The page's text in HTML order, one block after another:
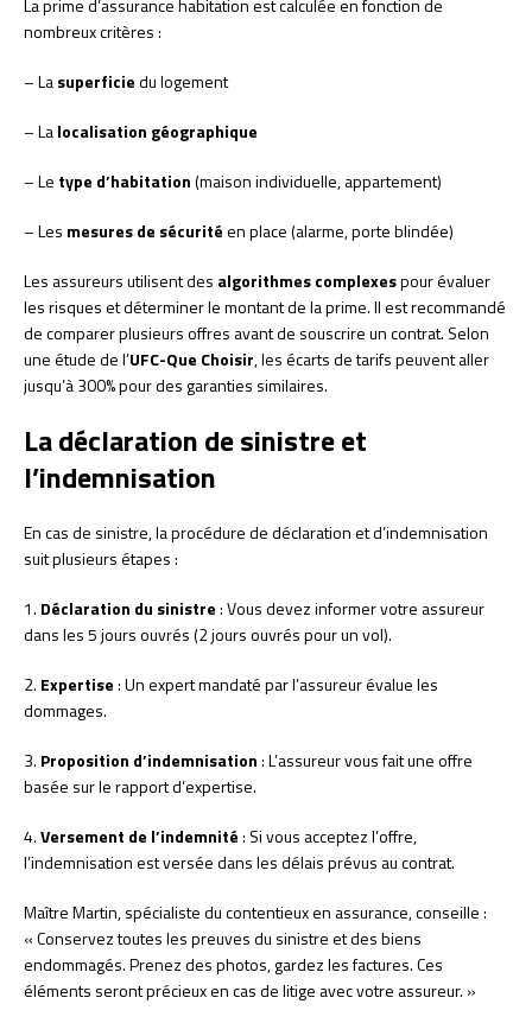
La prime d’assurance habitation est calculée en fonction de
nombreux critères :
– Lasuperficiedu logement
– Lalocalisation géographique
– Le type d’habitation(maison individuelle, appartement)
– Les mesures de sécuritéen place (alarme, porte blindée)
Les assureurs utilisent des algorithmes complexespour évaluer
les risques et déterminer le montant de la prime. Il est recommandé
de comparer plusieurs offres avant de souscrire un contrat. Selon
une étude de l’UFC-Que Choisir, les écarts de tarifs peuvent aller
jusqu’à 300% pour des garanties similaires.
La déclaration de sinistre et
l’indemnisation
En cas de sinistre, la procédure de déclaration et d’indemnisation
suit plusieurs étapes :
1. Déclaration du sinistre: Vous devez informer votre assureur
dans les 5 jours ouvrés (2 jours ouvrés pour un vol).
2. Expertise: Un expert mandaté par l’assureur évalue les
dommages.
3. Proposition d’indemnisation: L’assureur vous fait une offre
basée sur le rapport d’expertise.
4.Versement de l’indemnité: Si vous acceptez l’offre,
l’indemnisation est versée dans les délais prévus au contrat.
Maître Martin, spécialiste du contentieux en assurance, conseille :
« Conservez toutes les preuves du sinistre et des biens
endommagés. Prenez des photos, gardez les factures. Ces
éléments seront précieux en cas de litige avec votre assureur. »